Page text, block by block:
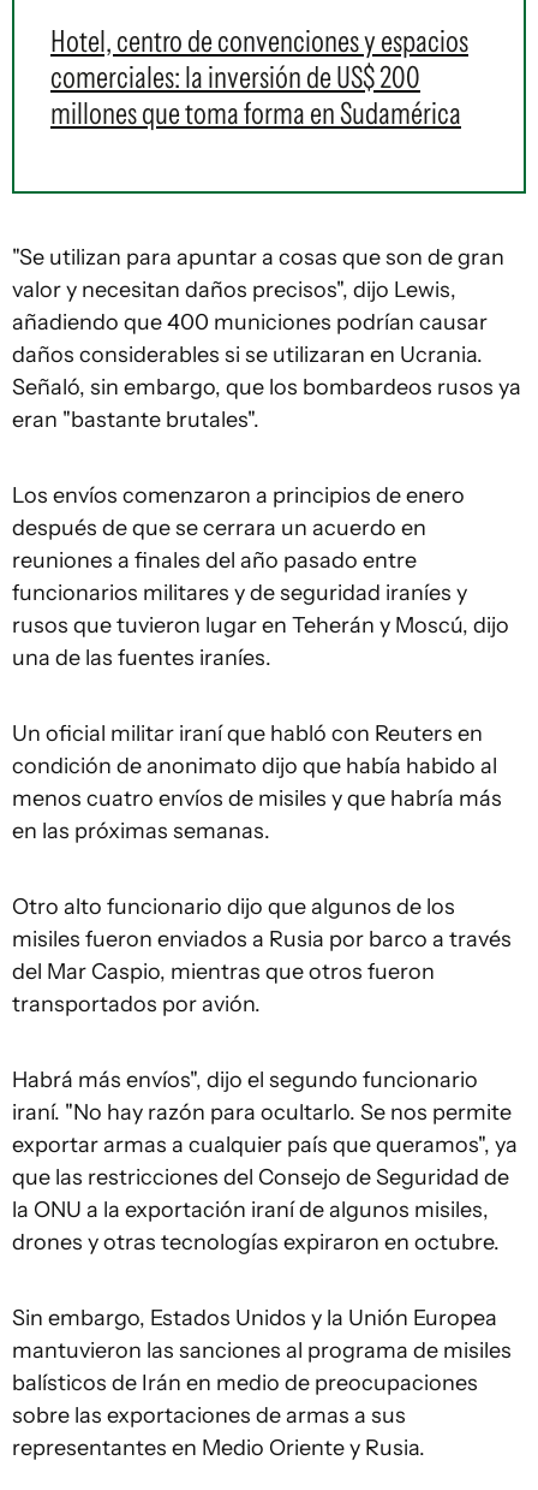
Hotel, centro de convenciones y espacios
comerciales: la inversión de US$ 200
millones que toma forma en Sudamérica
"Se utilizan para apuntar a cosas que son de gran
valor y necesitan daños precisos", dijo Lewis,
añadiendo que 400 municiones podrían causar
daños considerables si se utilizaran en Ucrania.
Señaló, sin embargo, que los bombardeos rusos ya
eran "bastante brutales".
Los envíos comenzaron a principios de enero
después de que se cerrara un acuerdo en
reuniones a finales del año pasado entre
funcionarios militares y de seguridad iraníes y
rusos que tuvieron lugar en Teherán y Moscú, dijo
una de las fuentes iraníes.
Un oficial militar iraní que habló con Reuters en
condición de anonimato dijo que había habido al
menos cuatro envíos de misiles y que habría más
en las próximas semanas.
Otro alto funcionario dijo que algunos de los
misiles fueron enviados a Rusia por barco a través
del Mar Caspio, mientras que otros fueron
transportados por avión.
Habrá más envíos", dijo el segundo funcionario
iraní. "No hay razón para ocultarlo. Se nos permite
exportar armas a cualquier país que queramos", ya
que las restricciones del Consejo de Seguridad de
la ONU a la exportación iraní de algunos misiles,
drones y otras tecnologías expiraron en octubre.
Sin embargo, Estados Unidos y la Unión Europea
mantuvieron las sanciones al programa de misiles
balísticos de Irán en medio de preocupaciones
sobre las exportaciones de armas a sus
representantes en Medio Oriente y Rusia.